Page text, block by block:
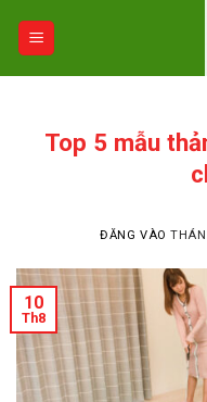
Top 5 mẫu
ĐĂNG VÀO
10
Th8